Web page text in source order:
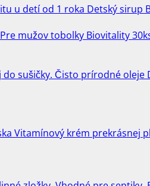
Detský sirup
Pre mužov tobolky Biovitality
Vitamínový krém prekrásnej